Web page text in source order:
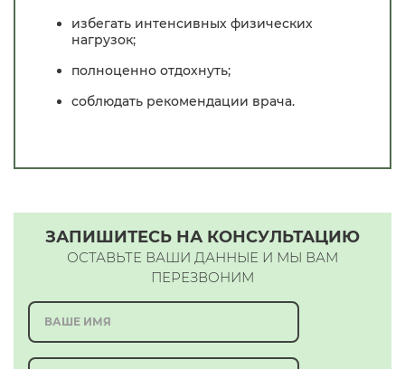
избегать интенсивных физических
нагрузок;
полноценно отдохнуть;
соблюдать рекомендации врача.
ЗАПИШИТЕСЬ НА КОНСУЛЬТАЦИЮ
ОСТАВЬТЕ ВАШИ ДАННЫЕ И МЫ ВАМ
ПЕРЕЗВОНИМ